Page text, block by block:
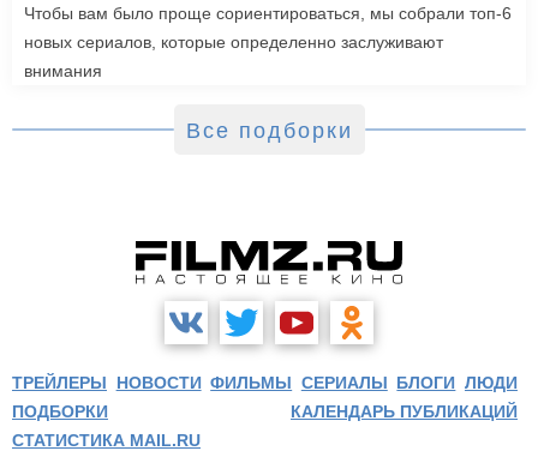
Чтобы вам было проще сориентироваться, мы собрали топ-6
новых сериалов, которые определенно заслуживают
внимания
Все подборки
ТРЕЙЛЕРЫ НОВОСТИ ФИЛЬМЫ СЕРИАЛЫ БЛОГИ ЛЮДИ
ПОДБОРКИ
КАЛЕНДАРЬ ПУБЛИКАЦИЙ
СТАТИСТИКА MAIL.RU